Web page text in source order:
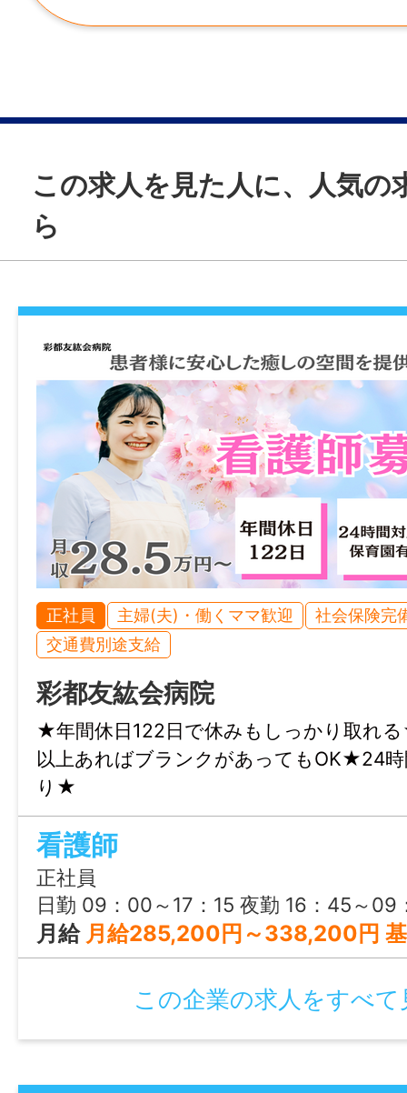
・週休2日制（ローテーション制）
・ライフプラン休暇2日（4月末までに入職
・特別休暇、慶弔休暇
通勤手当あり(月50,000円まで)
退職金制度あり(企業型確定拠出年金、60
勤務)
加入保険等
社会保険完備（雇用・健康・労災・厚生）
時間外
状況によってはあり得る
特記事項
・受動喫煙防止対策：屋内禁煙
・試用期間：3か月
・試用期間中の労働条件：同条件
・雇用期間の定め：なし
・定年制：あり（60歳）
・再雇用制度：あり（65歳）
・固定残業代制：なし
情報公開日
2026/04/27 23:59
この求人を見た人に、人気の
ら
正社員 主婦(夫)・働くママ歓迎
社会保険完
交通費別途支給
彩都友紘会病院
★年間休日122日で休みもしっかり取れ
以上あればブランクがあってもOK★24時
り★
看護師
正社員
日勤 09：00～17：15 夜勤 16：45～09
月給 月給285,200円～338,200円 基本給203,400円～256,400円 + 諸手当81,800円 【諸手当内訳】 病棟手当：10,000円 当直手当：16,000円/回 皆勤手当：5,000円 ベースアップ評価手当：7,800円 ※上記モデルは、当直4回の場合の例です。 ※給与額は経験年数・勤務実績などを考慮して決定いたします。 【別途支給手当】 時間外手当 通勤手当：全額支給 日勤手当（祝日）：2,000円 日直
この企業の求人をすべて